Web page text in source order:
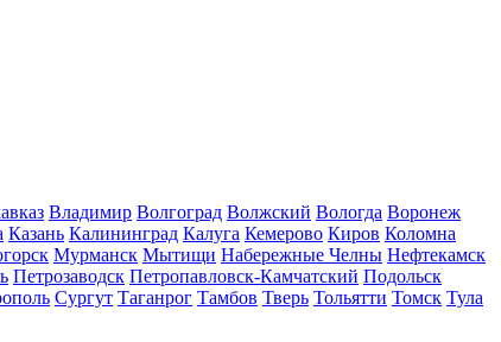
Владимир Волгоград Волжский Вологда Воронеж
Казань Калининград Калуга Кемерово Киров Коломна
Мурманск Мытищи Набережные Челны Нефтекамск
Петрозаводск Петропавловск-Камчатский Подольск
Сургут Таганрог Тамбов Тверь Тольятти Томск Тула